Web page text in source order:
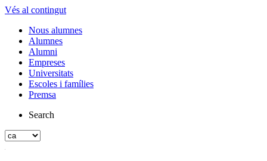
Vés al contingut
Nous alumnes
Alumnes
Alumni
Empreses
Universitats
Escoles i famílies
Premsa
Search